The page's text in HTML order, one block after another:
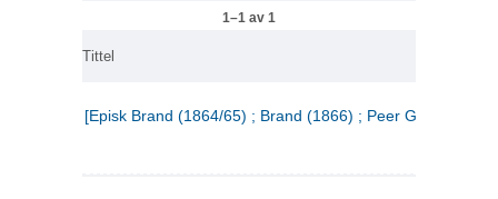
1–1 av 1
Tittel
[Episk Brand (1864/65) ; Brand (1866) ; Peer Gynt (1867)]